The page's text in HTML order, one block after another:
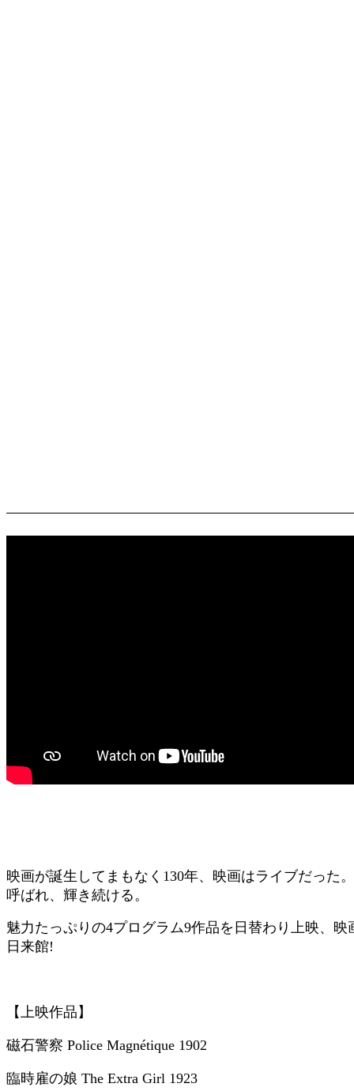
映画が誕生してまもなく130年、映画はライブだった
呼ばれ、輝き続ける。
魅力たっぷりの4プログラム9作品を日替わり上映、
日来館!
【上映作品】
磁石警察 Police Magnétique 1902
臨時雇の娘 The Extra Girl 1923